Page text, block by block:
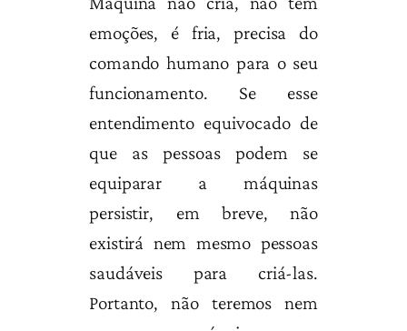
emoções, é fria, precisa do
comando humano para o seu
funcionamento. Se esse
entendimento equivocado de
que as pessoas podem se
equiparar a máquinas
persistir, em breve, não
existirá nem mesmo pessoas
saudáveis para criá-las.
Portanto, não teremos nem